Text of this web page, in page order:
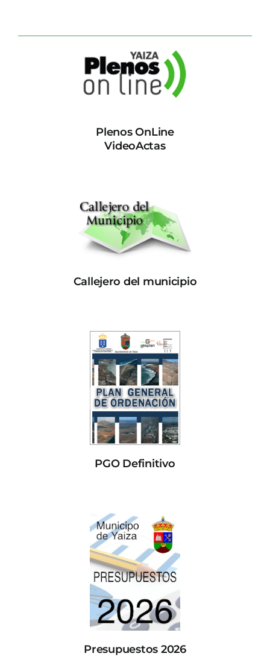
Plenos OnLine
VideoActas
Callejero del municipio
PGO Definitivo
Presupuestos 2026